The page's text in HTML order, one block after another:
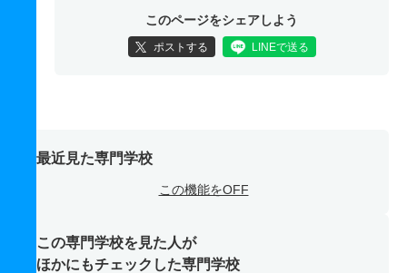
このページをシェアしよう
ポストする LINEで送る
最近見た専門学校
この機能をOFF
この専門学校を見た人が
ほかにもチェックした専門学校